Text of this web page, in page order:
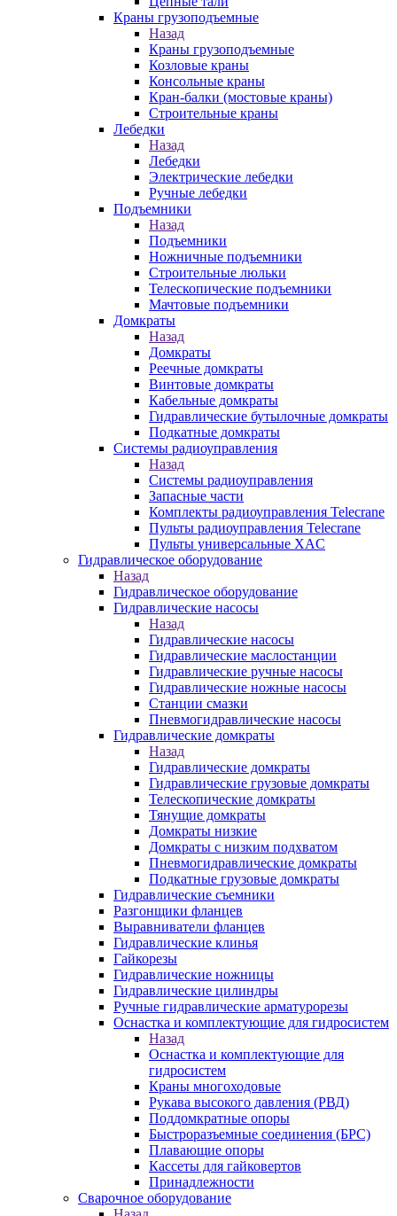
Краны грузоподъемные
Назад
Краны грузоподъемные
Козловые краны
Консольные краны
Кран-балки (мостовые краны)
Строительные краны
Лебедки
Назад
Лебедки
Электрические лебедки
Ручные лебедки
Подъемники
Назад
Подъемники
Ножничные подъемники
Строительные люльки
Телескопические подъемники
Мачтовые подъемники
Домкраты
Назад
Домкраты
Реечные домкраты
Винтовые домкраты
Кабельные домкраты
Гидравлические бутылочные домкраты
Подкатные домкраты
Системы радиоуправления
Назад
Системы радиоуправления
Запасные части
Комплекты радиоуправления Telecrane
Пульты радиоуправления Telecrane
Пульты универсальные XAC
Гидравлическое оборудование
Назад
Гидравлическое оборудование
Гидравлические насосы
Назад
Гидравлические насосы
Гидравлические маслостанции
Гидравлические ручные насосы
Гидравлические ножные насосы
Станции смазки
Пневмогидравлические насосы
Гидравлические домкраты
Назад
Гидравлические домкраты
Гидравлические грузовые домкраты
Телескопические домкраты
Тянущие домкраты
Домкраты низкие
Домкраты с низким подхватом
Пневмогидравлические домкраты
Подкатные грузовые домкраты
Гидравлические съемники
Разгонщики фланцев
Выравниватели фланцев
Гидравлические клинья
Гайкорезы
Гидравлические ножницы
Гидравлические цилиндры
Ручные гидравлические арматурорезы
Оснастка и комплектующие для гидросистем
Назад
Оснастка и комплектующие для
гидросистем
Краны многоходовые
Рукава высокого давления (РВД)
Поддомкратные опоры
Быстроразъемные соединения (БРС)
Плавающие опоры
Кассеты для гайковертов
Принадлежности
Сварочное оборудование